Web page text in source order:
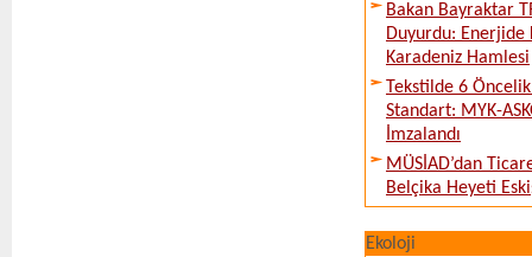
Bakan Bayraktar
Duyurdu: Enerjide
Karadeniz Hamlesi
Tekstilde 6
Standart: MYK-
İmzalandı
MÜSİAD’dan
Belçika Heyeti
Ekoloji